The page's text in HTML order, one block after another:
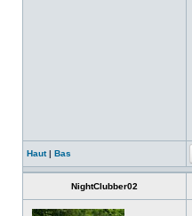
Haut| Bas
NightClubber02